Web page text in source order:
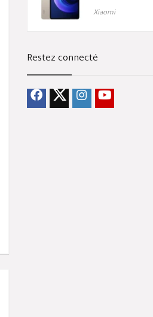
Xiaomi
Restez connecté